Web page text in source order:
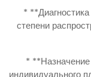
*
степени
*
индивидуального